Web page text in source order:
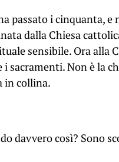
passato i cinquanta,
dalla Chiesa
sensibile. Ora alla
i sacramenti. Non è la
in collina.
davvero così? Sono